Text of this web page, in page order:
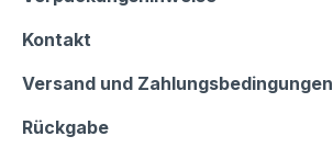
Kontakt
Versand und Zahlungsbedingungen
Rückgabe